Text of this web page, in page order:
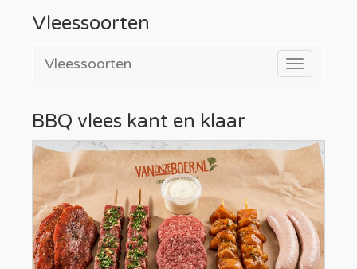
Vleessoorten
Toggle
Vleessoorten
BBQ vlees kant en klaar